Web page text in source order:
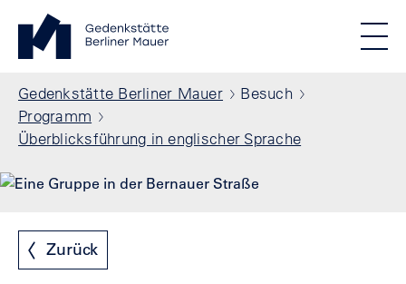
Direkt zum Inhalt
Standortmenu
Show locations
STIFTUNG BERLINER MAUER
Alle Standorte
Gedenkstätte Berliner Mauer Startseite
Pfadnavigation
Gedenkstätte Berliner Mauer
Besuch
Programm
Überblicksführung in englischer Sprache
Zurück